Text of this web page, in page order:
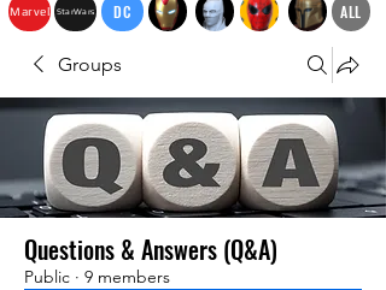
Marvel StarWars DC ALL
Groups
Questions & Answers (Q&A)
Public · 9 members